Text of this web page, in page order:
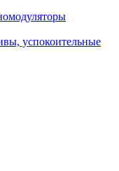
успокоительные